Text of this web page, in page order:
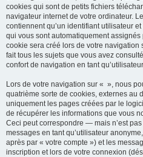
cookies qui sont de petits fichiers
navigateur internet de votre ordinateur.
contiennent qu’un identifiant utilisateur
qui vous sont automatiquement
cookie sera créé lors de votre
fait tous les sujets que vous avez
confort de navigation en tant
Lors de votre navigation sur « », nous
quatrième sorte de cookies, externes au
uniquement les pages créées par le
de récupérer les informations que vous
Ceci peut correspondre — mais n’est
messages en tant qu’utilisateur
après par « votre compte ») et les
inscription et lors de votre connexion